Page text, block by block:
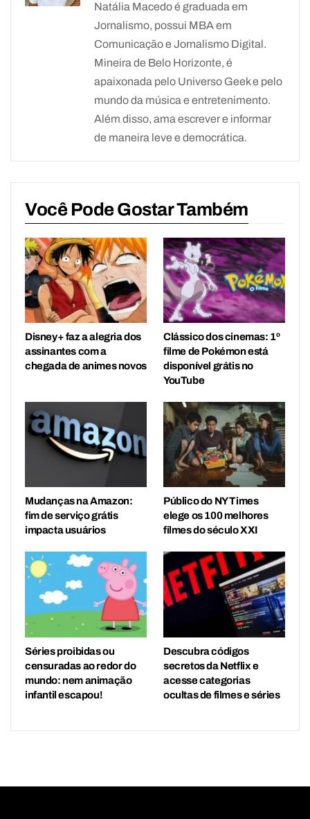
Natália Macedo é graduada em
Jornalismo, possui MBA em
Comunicação e Jornalismo Digital.
Mineira de Belo Horizonte, é
apaixonada pelo Universo Geek e pelo
mundo da música e entretenimento.
Além disso, ama escrever e informar
de maneira leve e democrática.
Você Pode Gostar Também
Disney+ faz a alegria dos
assinantes com a
chegada de animes novos
Clássico dos cinemas: 1º
filme de Pokémon está
disponível grátis no
YouTube
Mudanças na Amazon:
fim de serviço grátis
impacta usuários
Público do NY Times
elege os 100 melhores
filmes do século XXI
Séries proibidas ou
censuradas ao redor do
mundo: nem animação
infantil escapou!
Descubra códigos
secretos da Netflix e
acesse categorias
ocultas de filmes e séries